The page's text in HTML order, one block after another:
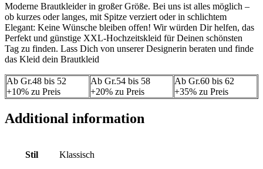
Moderne Brautkleider in großer Größe. Bei uns ist alles möglich –
ob kurzes oder langes, mit Spitze verziert oder in schlichtem
Elegant: Keine Wünsche bleiben offen! Wir würden Dir helfen, das
Perfekt und günstige XXL-Hochzeitskleid für Deinen schönsten
Tag zu finden. Lass Dich von unserer Designerin beraten und finde
das Kleid dein Brautkleid
Ab Gr.48 bis 52
+10% zu Preis
Ab Gr.54 bis 58
+20% zu Preis
Ab Gr.60 bis 62
+35% zu Preis
Additional information
Stil Klassisch